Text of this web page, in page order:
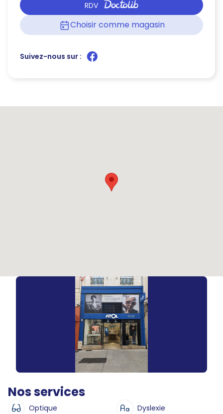
RDV
Choisir comme magasin
Suivez-nous sur :
Nos services
Optique Dyslexie